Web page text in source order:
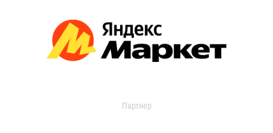
Партнер